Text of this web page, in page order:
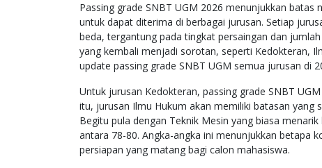
Passing grade SNBT UGM 2026 menunjukkan
untuk dapat diterima di berbagai jurusan. Setiap
beda, tergantung pada tingkat persaingan dan
yang kembali menjadi sorotan, seperti Kedokteran,
update passing grade SNBT UGM semua jurusan di
Untuk jurusan Kedokteran, passing grade SNBT
itu, jurusan Ilmu Hukum akan memiliki batasan yang
Begitu pula dengan Teknik Mesin yang biasa
antara 78-80. Angka-angka ini menunjukkan betapa
persiapan yang matang bagi calon mahasiswa.